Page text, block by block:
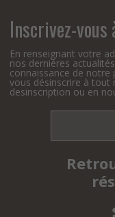
Inscrivez-
En renseignant votre
nos dernières
connaissance de notre
vous désinscrire à tout
desinscription ou en